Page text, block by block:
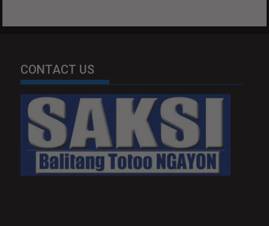
CONTACT US